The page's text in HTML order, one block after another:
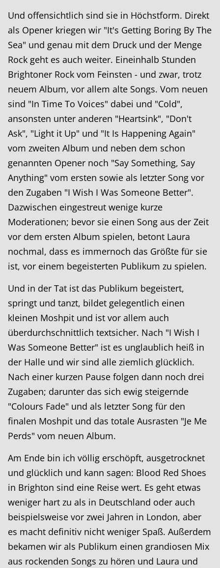
Und offensichtlich sind sie in Höchstform. Direkt
als Opener kriegen wir "It's Getting Boring By The
Sea" und genau mit dem Druck und der Menge
Rock geht es auch weiter. Eineinhalb Stunden
Brightoner Rock vom Feinsten - und zwar, trotz
neuem Album, vor allem alte Songs. Vom neuen
sind "In Time To Voices" dabei und "Cold",
ansonsten unter anderen "Heartsink", "Don't
Ask", "Light it Up" und "It Is Happening Again"
vom zweiten Album und neben dem schon
genannten Opener noch "Say Something, Say
Anything" vom ersten sowie als letzter Song vor
den Zugaben "I Wish I Was Someone Better".
Dazwischen eingestreut wenige kurze
Moderationen; bevor sie einen Song aus der Zeit
vor dem ersten Album spielen, betont Laura
nochmal, dass es immernoch das Größte für sie
ist, vor einem begeisterten Publikum zu spielen.
Und in der Tat ist das Publikum begeistert,
springt und tanzt, bildet gelegentlich einen
kleinen Moshpit und ist vor allem auch
überdurchschnittlich textsicher. Nach "I Wish I
Was Someone Better" ist es unglaublich heiß in
der Halle und wir sind alle ziemlich glücklich.
Nach einer kurzen Pause folgen dann noch drei
Zugaben; darunter das sich ewig steigernde
"Colours Fade" und als letzter Song für den
finalen Moshpit und das totale Ausrasten "Je Me
Perds" vom neuen Album.
Am Ende bin ich völlig erschöpft, ausgetrocknet
und glücklich und kann sagen: Blood Red Shoes
in Brighton sind eine Reise wert. Es geht etwas
weniger hart zu als in Deutschland oder auch
beispielsweise vor zwei Jahren in London, aber
es macht definitiv nicht weniger Spaß. Außerdem
bekamen wir als Publikum einen grandiosen Mix
aus rockenden Songs zu hören und Laura und